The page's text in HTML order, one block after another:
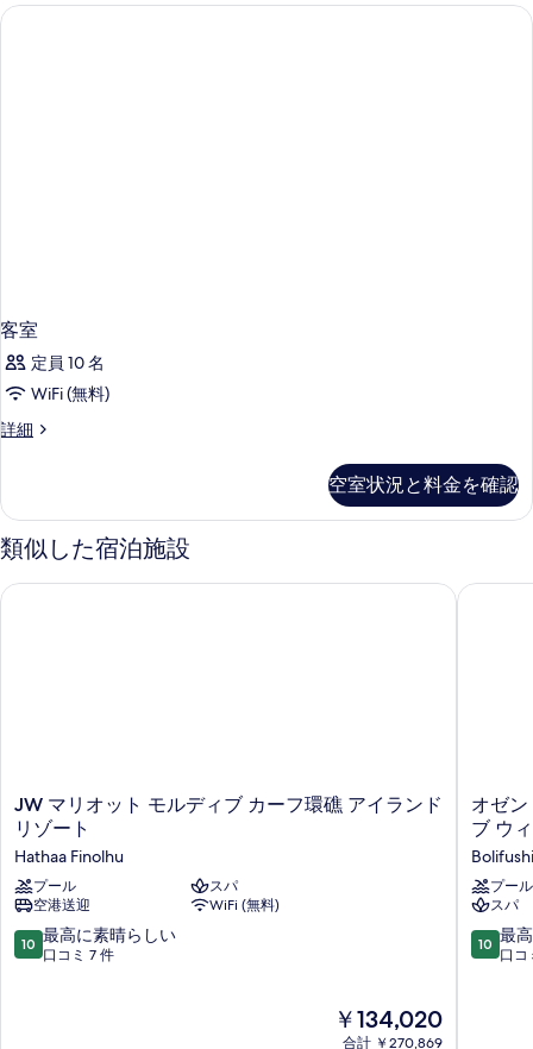
客室
定員 10 名
WiFi (無料)
詳細
客
細
空室状況と料金を確認
類似した宿泊施設
JW
マ
リ
オ
ッ
ト
モ
ル
JW マリオット モルディブ カーフ環礁 アイランド
リゾート
Hathaa Finolhu
プール
スパ
空港送迎
WiFi (無料)
10
段
10 最高に素晴らしい
口コミ 7 件
現
在
￥134,020
合計 ￥270,869
JW マリオット モルディブ カーフ環礁 アイランド リゾート
オ
ゼ
ン
リ
ザ
ー
ブ
ボ
オゼ
ブ ウ
プール
スパ
10
段
10 最
口コ
オゼン